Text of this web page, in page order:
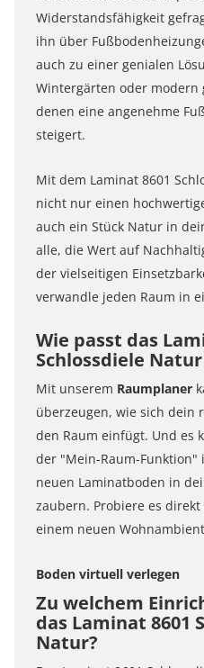
Widerstandsfähigkeit
ihn über
auch zu einer genialen
Wintergärten oder modern
denen eine angenehme
steigert.
Mit dem Laminat 8601
nicht nur einen
auch ein Stück Natur in
alle, die Wert auf
der vielseitigen
verwandle jeden Raum in
Wie passt das
Schlossdiele
Mit unserem Raumplaner
überzeugen, wie sich dein
den Raum einfügt. Und es
der "Mein-Raum-Funktion"
neuen Laminatboden in
zaubern. Probiere es
einem neuen
Boden virtuell verlegen
Zu welchem
das Laminat 8601
Natur?